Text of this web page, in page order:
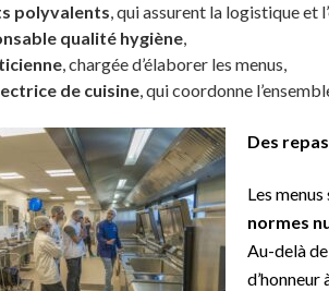
polyvalents, qui assurent la logistique et
qualité hygiène,
, chargée d’élaborer les menus,
de cuisine, qui coordonne
Des
Les
normes
Au-delà
d’honneur